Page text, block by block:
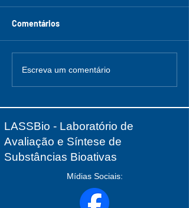
Inscrições e submissões
abertas
Comentários
Escreva um comentário
LASSBio - Laboratório de
Avaliação e Síntese de
Substâncias Bioativas
Mídias Sociais: